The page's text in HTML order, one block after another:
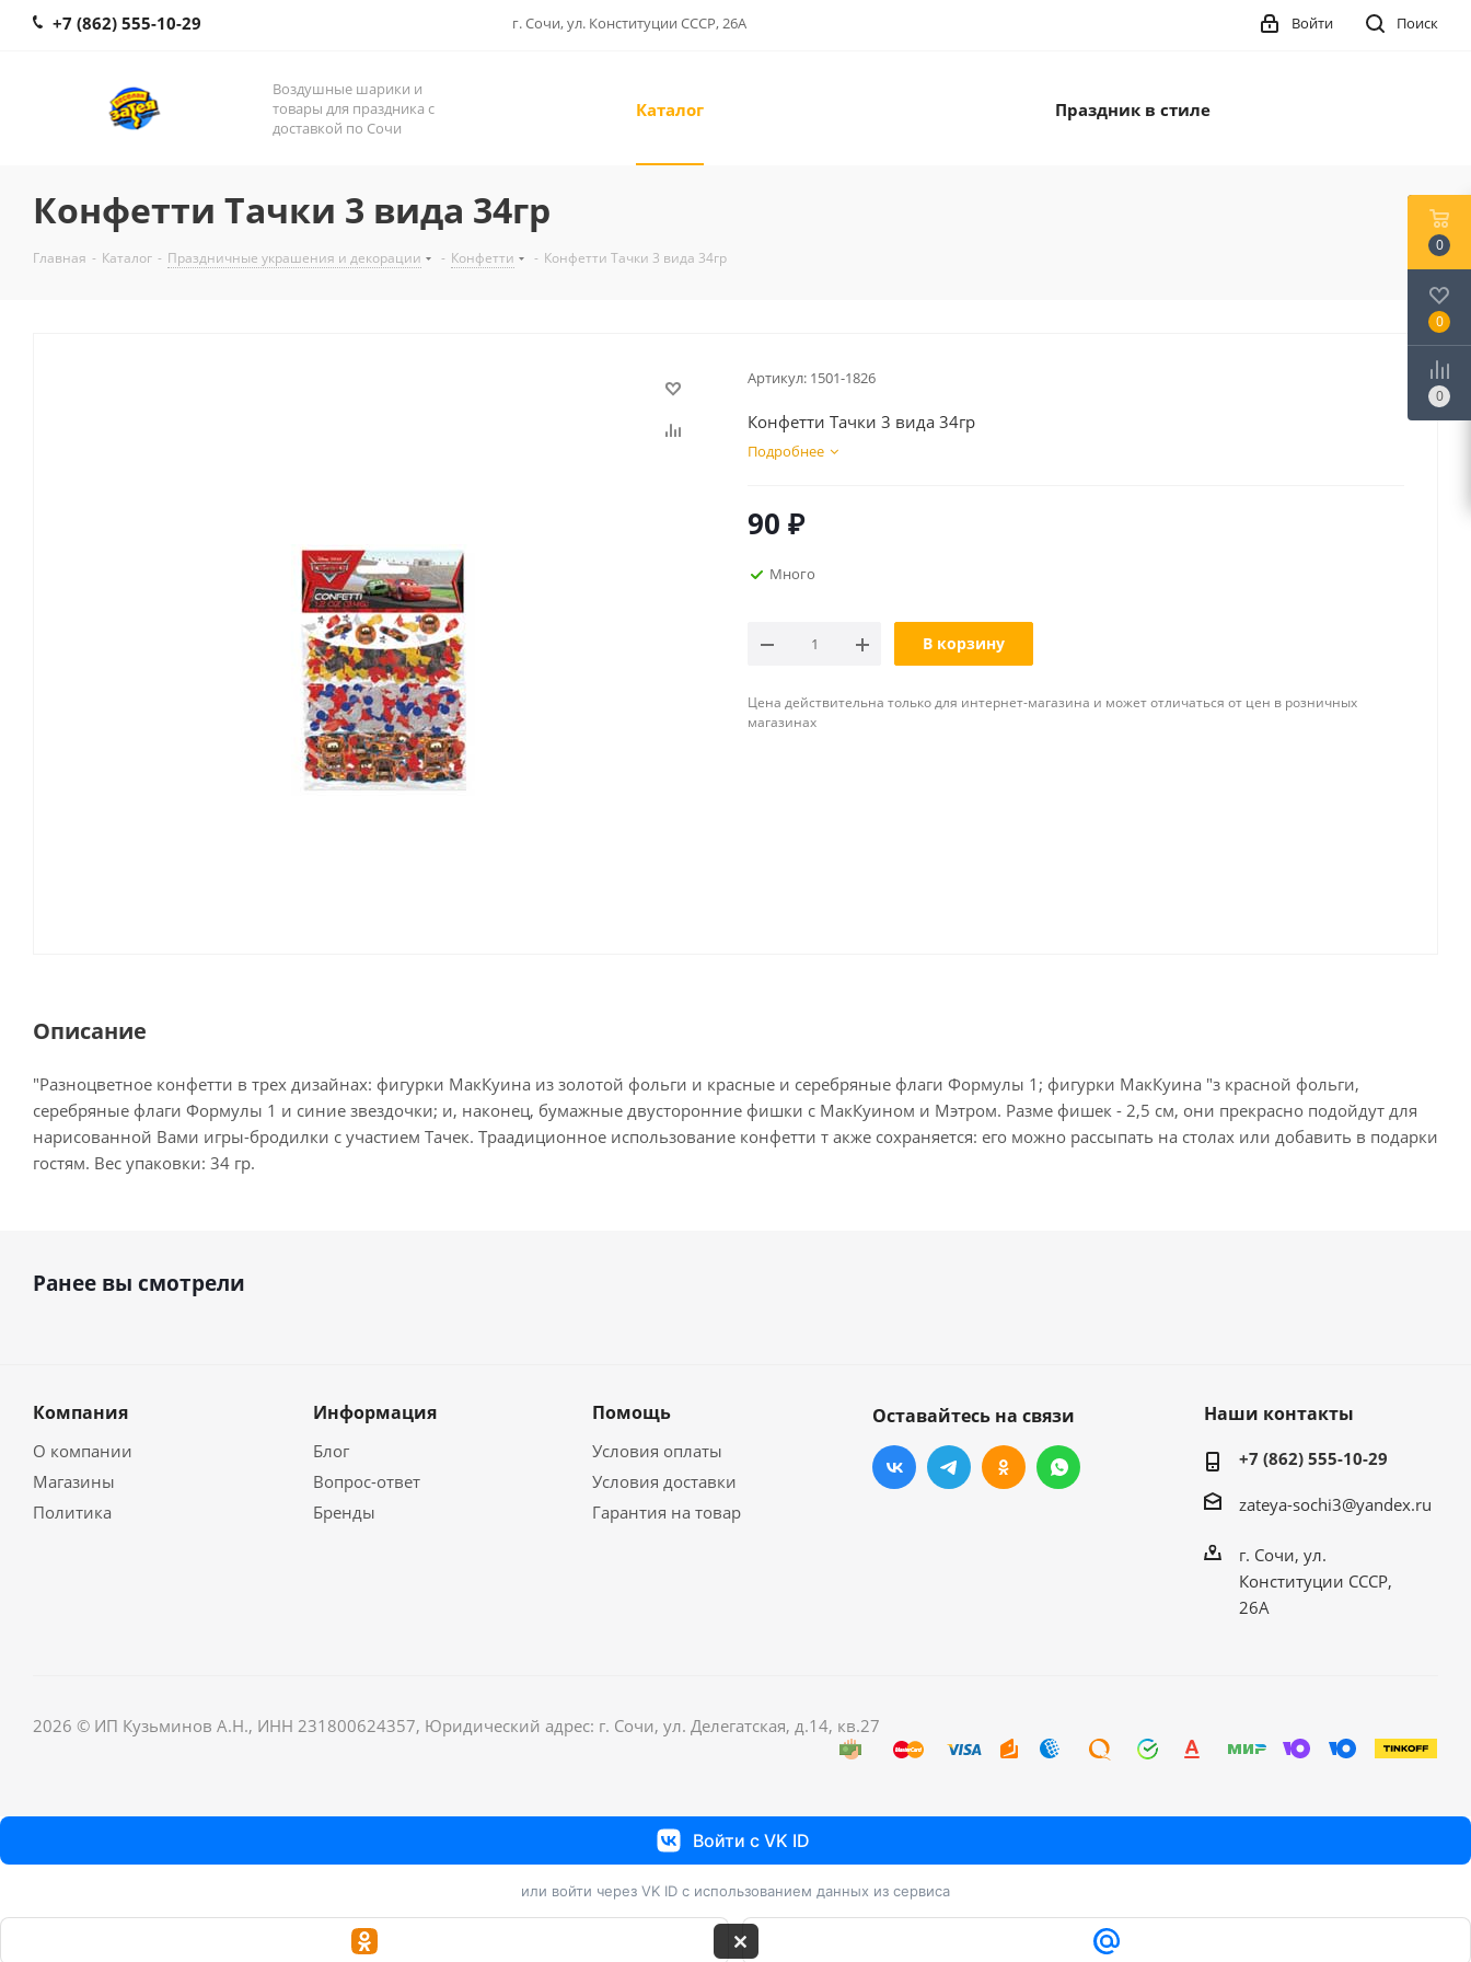
+7 (862) 555-10-29 г. Сочи, ул. Конституции СССР, 26А Поиск
Войти
Воздушные шарики и
товары для праздника с
доставкой по Сочи
Каталог Праздник в стиле
Конфетти Тачки 3 вида 34гр
Главная - Каталог - Праздничные украшения и декорации - Конфетти - Конфетти Тачки 3 вида 34гр
Артикул: 1501-1826
Конфетти Тачки 3 вида 34гр
Подробнее
90 ₽
Много
В корзину
Цена действительна только для интернет-магазина и может отличаться от цен в розничных
магазинах
Описание
"Разноцветное конфетти в трех дизайнах: фигурки МакКуина из золотой фольги и красные и серебряные флаги Формулы 1; фигурки МакКуина "з красной фольги,
серебряные флаги Формулы 1 и синие звездочки; и, наконец, бумажные двусторонние фишки с МакКуином и Мэтром. Разме фишек - 2,5 см, они прекрасно подойдут для
нарисованной Вами игры-бродилки с участием Тачек. Траадиционное использование конфетти т акже сохраняется: его можно рассыпать на столах или добавить в подарки
гостям. Вес упаковки: 34 гр.
Ранее вы смотрели
Компания
О компании
Магазины
Политика
Информация
Блог
Вопрос-ответ
Бренды
Помощь
Условия оплаты
Условия доставки
Гарантия на товар
Оставайтесь на связи Наши контакты
+7 (862) 555-10-29
zateya-sochi3@yandex.ru
г. Сочи, ул.
Конституции СССР,
26А
2026 © ИП Кузьминов А.Н., ИНН 231800624357, Юридический адрес: г. Сочи, ул. Делегатская, д.14, кв.27
Войти с VK ID
или войти через VK ID с использованием данных из сервиса
0
0
0